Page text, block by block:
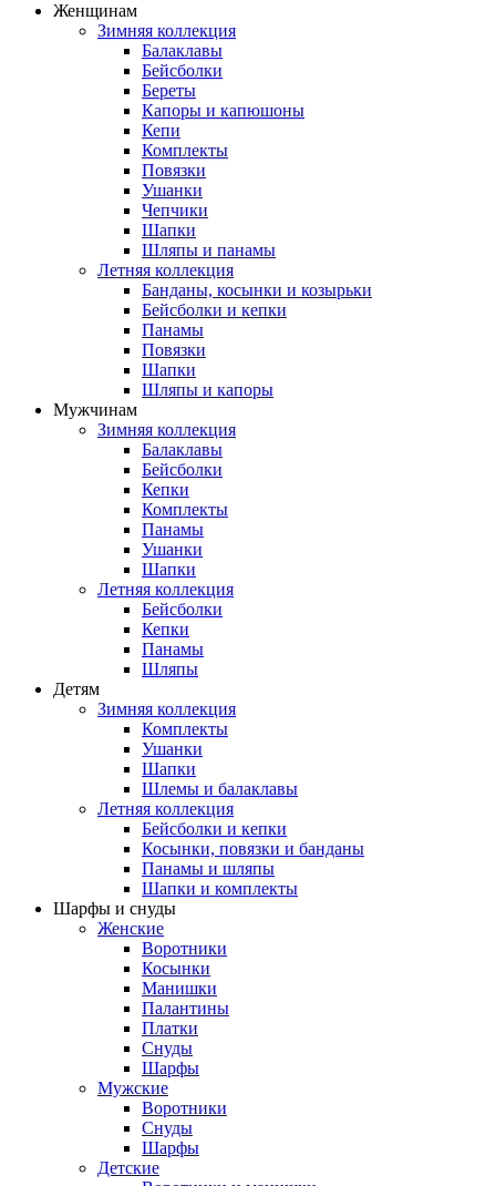
Женщинам
Зимняя коллекция
Балаклавы
Бейсболки
Береты
Капоры и капюшоны
Кепи
Комплекты
Повязки
Ушанки
Чепчики
Шапки
Шляпы и панамы
Летняя коллекция
Банданы, косынки и козырьки
Бейсболки и кепки
Панамы
Повязки
Шапки
Шляпы и капоры
Мужчинам
Зимняя коллекция
Балаклавы
Бейсболки
Кепки
Комплекты
Панамы
Ушанки
Шапки
Летняя коллекция
Бейсболки
Кепки
Панамы
Шляпы
Детям
Зимняя коллекция
Комплекты
Ушанки
Шапки
Шлемы и балаклавы
Летняя коллекция
Бейсболки и кепки
Косынки, повязки и банданы
Панамы и шляпы
Шапки и комплекты
Шарфы и снуды
Женские
Воротники
Косынки
Манишки
Палантины
Платки
Снуды
Шарфы
Мужские
Воротники
Снуды
Шарфы
Детские